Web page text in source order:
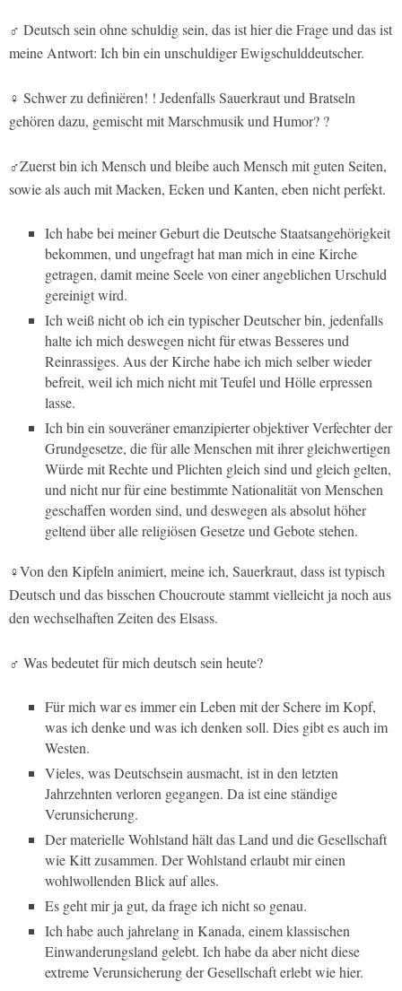
♂ Deutsch sein ohne schuldig sein, das ist hier die Frage und das ist
meine Antwort: Ich bin ein unschuldiger Ewigschulddeutscher.
♀ Schwer zu definiëren! ! Jedenfalls Sauerkraut und Bratseln
gehören dazu, gemischt mit Marschmusik und Humor? ?
♂Zuerst bin ich Mensch und bleibe auch Mensch mit guten Seiten,
sowie als auch mit Macken, Ecken und Kanten, eben nicht perfekt.
Ich habe bei meiner Geburt die Deutsche Staatsangehörigkeit
bekommen, und ungefragt hat man mich in eine Kirche
getragen, damit meine Seele von einer angeblichen Urschuld
gereinigt wird.
Ich weiß nicht ob ich ein typischer Deutscher bin, jedenfalls
halte ich mich deswegen nicht für etwas Besseres und
Reinrassiges. Aus der Kirche habe ich mich selber wieder
befreit, weil ich mich nicht mit Teufel und Hölle erpressen
lasse.
Ich bin ein souveräner emanzipierter objektiver Verfechter der
Grundgesetze, die für alle Menschen mit ihrer gleichwertigen
Würde mit Rechte und Plichten gleich sind und gleich gelten,
und nicht nur für eine bestimmte Nationalität von Menschen
geschaffen worden sind, und deswegen als absolut höher
geltend über alle religiösen Gesetze und Gebote stehen.
♀Von den Kipfeln animiert, meine ich, Sauerkraut, dass ist typisch
Deutsch und das bisschen Choucroute stammt vielleicht ja noch aus
den wechselhaften Zeiten des Elsass.
♂ Was bedeutet für mich deutsch sein heute?
Für mich war es immer ein Leben mit der Schere im Kopf,
was ich denke und was ich denken soll. Dies gibt es auch im
Westen.
Vieles, was Deutschsein ausmacht, ist in den letzten
Jahrzehnten verloren gegangen. Da ist eine ständige
Verunsicherung.
Der materielle Wohlstand hält das Land und die Gesellschaft
wie Kitt zusammen. Der Wohlstand erlaubt mir einen
wohlwollenden Blick auf alles.
Es geht mir ja gut, da frage ich nicht so genau.
Ich habe auch jahrelang in Kanada, einem klassischen
Einwanderungsland gelebt. Ich habe da aber nicht diese
extreme Verunsicherung der Gesellschaft erlebt wie hier.